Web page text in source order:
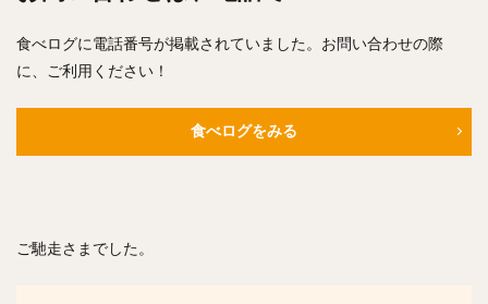
食べログに電話番号が掲載されていました。お問い合わせの際
に、ご利用ください！
食べログをみる
ご馳走さまでした。